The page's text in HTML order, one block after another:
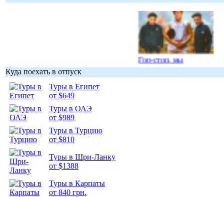
Гоп-стоп, мы
подошли...
Куда поехать в отпуск
Туры в Египет
от $649
Туры в ОАЭ
от $989
Туры в Турцию
от $810
Туры в Шри-Ланку
от $1388
Туры в Карпаты
от 840 грн.